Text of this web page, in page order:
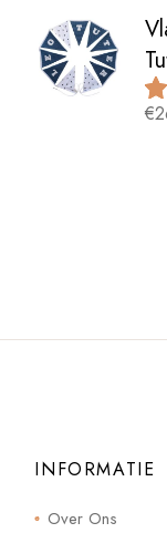
€
INFORMATIE
Over Ons